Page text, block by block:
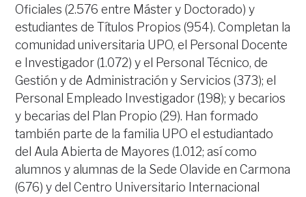
Oficiales (2.576 entre Máster y Doctorado) y
estudiantes de Títulos Propios (954). Completan la
comunidad universitaria UPO, el Personal Docente
e Investigador (1.072) y el Personal Técnico, de
Gestión y de Administración y Servicios (373); el
Personal Empleado Investigador (198); y becarios
y becarias del Plan Propio (29). Han formado
también parte de la familia UPO el estudiantado
del Aula Abierta de Mayores (1.012; así como
alumnos y alumnas de la Sede Olavide en Carmona
(676) y del Centro Universitario Internacional